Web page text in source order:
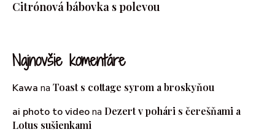
Citrónová bábovka s polevou
Najnovšie komentáre
Kawa na Toast s cottage syrom a broskyňou
ai photo to videona Dezert v pohári s čerešňami a
Lotus sušienkami